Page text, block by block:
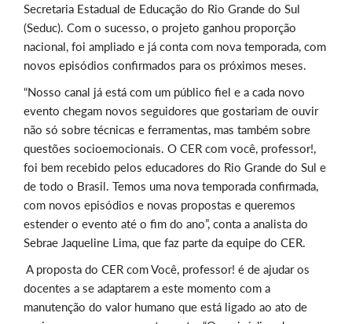
Secretaria Estadual de Educação do Rio Grande do Sul
(Seduc). Com o sucesso, o projeto ganhou proporção
nacional, foi ampliado e já conta com nova temporada, com
novos episódios confirmados para os próximos meses.
“Nosso canal já está com um público fiel e a cada novo
evento chegam novos seguidores que gostariam de ouvir
não só sobre técnicas e ferramentas, mas também sobre
questões socioemocionais. O CER com você, professor!,
foi bem recebido pelos educadores do Rio Grande do Sul e
de todo o Brasil. Temos uma nova temporada confirmada,
com novos episódios e novas propostas e queremos
estender o evento até o fim do ano”, conta a analista do
Sebrae Jaqueline Lima, que faz parte da equipe do CER.
A proposta do CER com Você, professor! é de ajudar os
docentes a se adaptarem a este momento com a
manutenção do valor humano que está ligado ao ato de